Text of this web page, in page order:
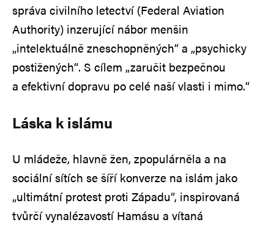
správa civilního letectví (Federal Aviation
Authority) inzerující nábor menšin
„intelektuálně zneschopněných“ a „psychicky
postižených“. S cílem „zaručit bezpečnou
a efektivní dopravu po celé naší vlasti i mimo.“
Láska k islámu
U mládeže, hlavně žen, zpopulárněla a na
sociální sítích se šíří konverze na islám jako
„ultimátní protest proti Západu“, inspirovaná
tvůrčí vynalézavostí Hamásu a vítaná